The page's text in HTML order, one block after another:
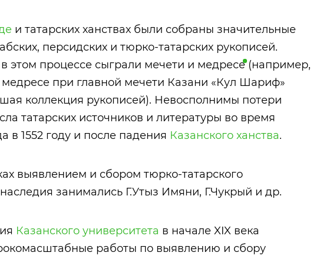
и татарских ханствах были собраны значительные
персидских и тюрко-татарских рукописей.
этом процессе сыграли мечети и медресе(например,
медресе при главной мечети Казани «Кул Шариф»
коллекция рукописей). Невосполнимы потери
татарских источников и литературы во время
в 1552 году и после падения Казанского ханства.
выявлением и сбором тюрко-татарского
занимались Г.Утыз Имяни, Г.Чукрый и др.
Казанского университета в начале XIX века
работы по выявлению и сбору